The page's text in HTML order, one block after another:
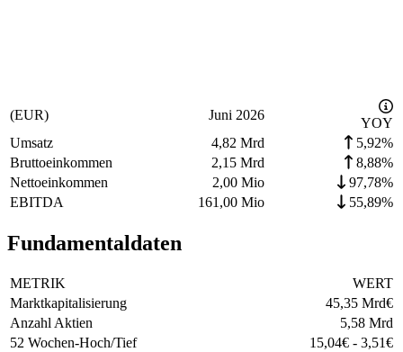
(EUR) Juni 2026
YOY
Umsatz
4,82 Mrd
5,92%
Bruttoeinkommen
2,15 Mrd
8,88%
Nettoeinkommen
2,00 Mio
97,78%
EBITDA
161,00 Mio 55,89%
Fundamentaldaten
METRIK
WERT
Marktkapitalisierung
45,35 Mrd€
Anzahl Aktien
5,58 Mrd
52 Wochen-Hoch/Tief
15,04€ - 3,51€